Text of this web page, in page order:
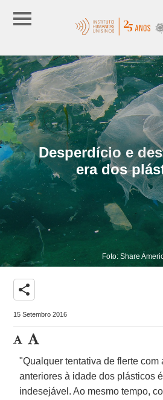
Desperdício e
era dos
Foto: Share
share
15 Setembro 2016
"Qualquer tentativa de flerte com
anteriores à idade dos plásticos
indesejável. Ao mesmo tempo,